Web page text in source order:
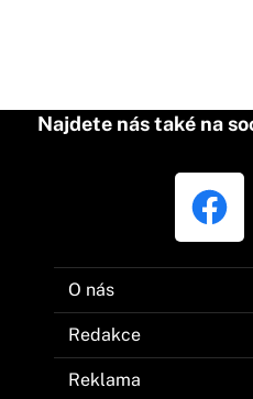
Najdete nás také na
O nás
Redakce
Reklama